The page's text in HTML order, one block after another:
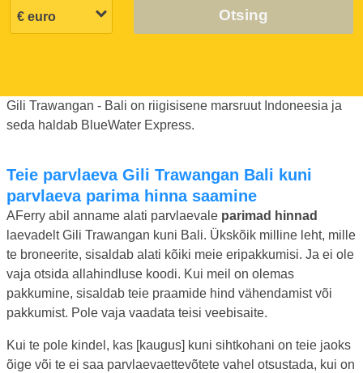
Otsing
Gili Trawangan - Bali on riigisisene marsruut Indoneesia ja
seda haldab BlueWater Express.
Teie parvlaeva Gili Trawangan Bali kuni
parvlaeva parima hinna saamine
AFerry abil anname alati parvlaevale parimad hinnad
laevadelt Gili Trawangan kuni Bali. Ükskõik milline leht, mille
te broneerite, sisaldab alati kõiki meie eripakkumisi. Ja ei ole
vaja otsida allahindluse koodi. Kui meil on olemas
pakkumine, sisaldab teie praamide hind vähendamist või
pakkumist. Pole vaja vaadata teisi veebisaite.
Kui te pole kindel, kas [kaugus] kuni sihtkohani on teie jaoks
õige või te ei saa parvlaevaettevõtete vahel otsustada, kui on